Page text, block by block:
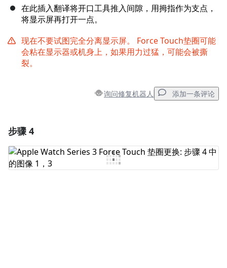
在此插入翻译将开口工具推入间隙，用拇指作为支点，
将显示屏再打开一点。
现在不要试图完全分离显示屏。 Force Touch垫圈可能
会粘在显示器或机身上，如果用力过猛，可能会被撕
裂。
询问修复机器人 添加一条评论
添加评论
步骤 4